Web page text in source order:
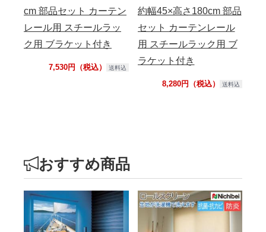
cm 部品セット カーテン
レール用 スチールラッ
ク用 ブラケット付き
7,530円（税込） 送料込
約幅45×高さ180cm 部品
セット カーテンレール
用 スチールラック用 ブ
ラケット付き
8,280円（税込） 送料込
おすすめ商品